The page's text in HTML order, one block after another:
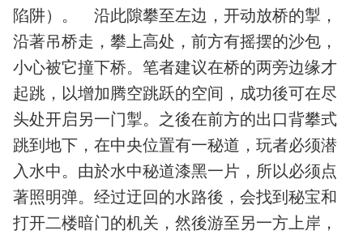
陷阱）。 沿此隙攀至左边，开动放桥的掣，
沿著吊桥走，攀上高处，前方有摇摆的沙包，
小心被它撞下桥。笔者建议在桥的两旁边缘才
起跳，以增加腾空跳跃的空间，成功後可在尽
头处开启另一门掣。之後在前方的出口背攀式
跳到地下，在中央位置有一秘道，玩者必须潜
入水中。由於水中秘道漆黑一片，所以必须点
著照明弹。经过迂回的水路後，会找到秘宝和
打开二楼暗门的机关，然後游至另一方上岸，